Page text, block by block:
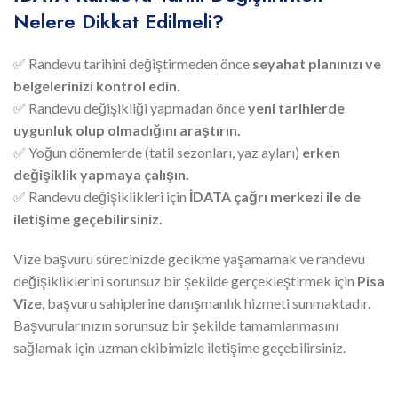
Nelere Dikkat Edilmeli?
✅ Randevu tarihini değiştirmeden önce seyahat planınızı ve
belgelerinizi kontrol edin.
✅ Randevu değişikliği yapmadan önceyeni tarihlerde
uygunluk olup olmadığını araştırın.
✅ Yoğun dönemlerde (tatil sezonları, yaz ayları) erken
değişiklik yapmaya çalışın.
✅ Randevu değişiklikleri için İDATA çağrı merkezi ile de
iletişime geçebilirsiniz.
Vize başvuru sürecinizde gecikme yaşamamak ve randevu
değişikliklerini sorunsuz bir şekilde gerçekleştirmek için Pisa
Vize, başvuru sahiplerine danışmanlık hizmeti sunmaktadır.
Başvurularınızın sorunsuz bir şekilde tamamlanmasını
sağlamak için uzman ekibimizle iletişime geçebilirsiniz.